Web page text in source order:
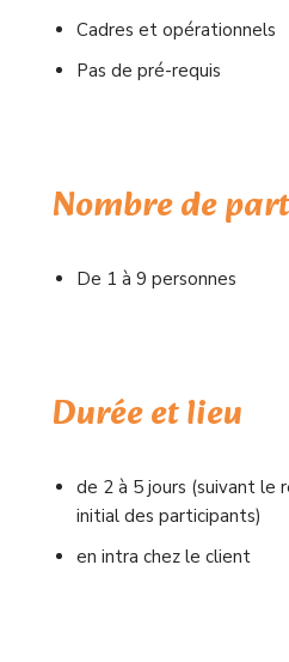
Cadres et opérationnels
Pas de pré-requis
Nombre de
De 1 à 9 personnes
Durée et lieu
de 2 à 5 jours (suivant le
initial des participants)
en intra chez le client